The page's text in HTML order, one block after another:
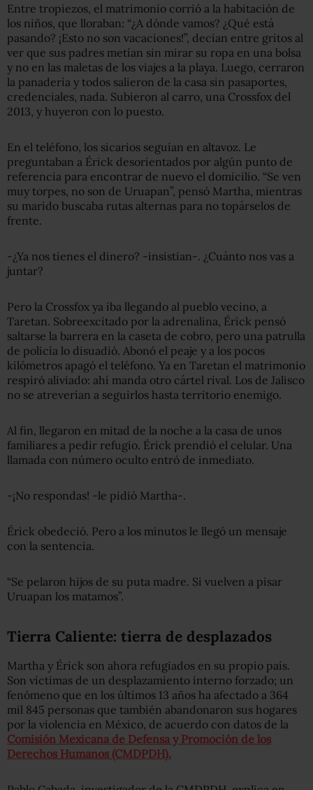
Entre tropiezos, el matrimonio corrió a la habitación de
los niños, que lloraban: “¿A dónde vamos? ¿Qué está
pasando? ¡Esto no son vacaciones!”, decían entre gritos al
ver que sus padres metían sin mirar su ropa en una bolsa
y no en las maletas de los viajes a la playa. Luego, cerraron
la panadería y todos salieron de la casa sin pasaportes,
credenciales, nada. Subieron al carro, una Crossfox del
2013, y huyeron con lo puesto.
En el teléfono, los sicarios seguían en altavoz. Le
preguntaban a Érick desorientados por algún punto de
referencia para encontrar de nuevo el domicilio. “Se ven
muy torpes, no son de Uruapan”, pensó Martha, mientras
su marido buscaba rutas alternas para no topárselos de
frente.
-¿Ya nos tienes el dinero? -insistían-. ¿Cuánto nos vas a
juntar?
Pero la Crossfox ya iba llegando al pueblo vecino, a
Taretan. Sobreexcitado por la adrenalina, Érick pensó
saltarse la barrera en la caseta de cobro, pero una patrulla
de policía lo disuadió. Abonó el peaje y a los pocos
kilómetros apagó el teléfono. Ya en Taretan el matrimonio
respiró aliviado: ahí manda otro cártel rival. Los de Jalisco
no se atreverían a seguirlos hasta territorio enemigo.
Al fin, llegaron en mitad de la noche a la casa de unos
familiares a pedir refugio. Érick prendió el celular. Una
llamada con número oculto entró de inmediato.
-¡No respondas! -le pidió Martha-.
Érick obedeció. Pero a los minutos le llegó un mensaje
con la sentencia.
“Se pelaron hijos de su puta madre. Si vuelven a pisar
Uruapan los matamos”.
Tierra Caliente: tierra de desplazados
Martha y Érick son ahora refugiados en su propio país.
Son víctimas de un desplazamiento interno forzado; un
fenómeno que en los últimos 13 años ha afectado a 364
mil 845 personas que también abandonaron sus hogares
por la violencia en México, de acuerdo con datos de la
Comisión Mexicana de Defensa y Promoción de los
Derechos Humanos (CMDPDH).